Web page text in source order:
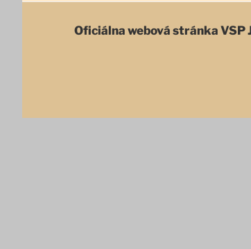
Oficiálna webová stránkaVSP